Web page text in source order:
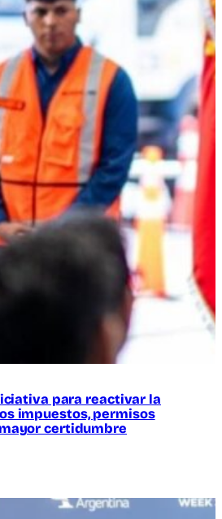
para reactivar la
impuestos, permisos
certidumbre